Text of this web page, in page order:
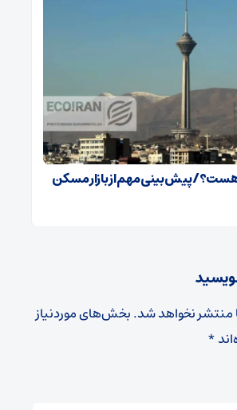
پیش بینی مهم از بازار مسکن
منتشر نخواهد شد.بخش‌های موردنیاز
*